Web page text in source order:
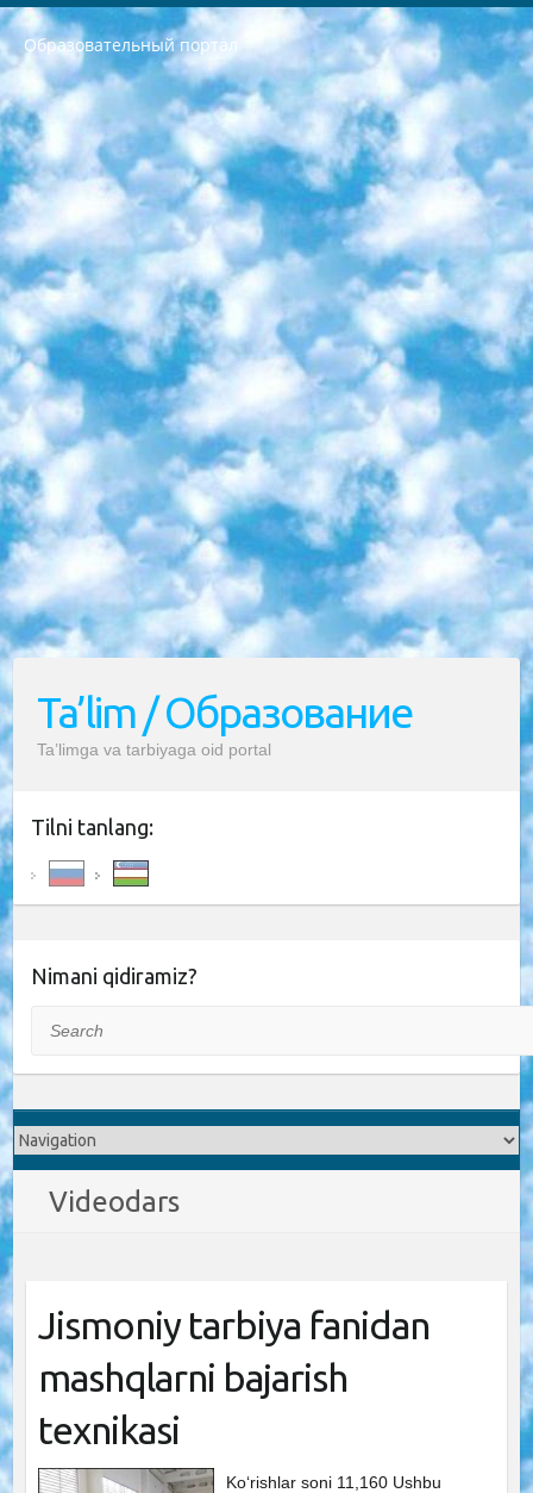
Образовательный портал
РЕСПУБЛИКА УЗБЕКИСТАН МИНИСТРЕРСТВО ДОШКОЛЬНОГО И ШКОЛЬНОГО ОБРАЗОВАНИЯ КОМАНДА в общеобразовательных учреждениях в 2023-2024 учебном году организация и проведение итоговой государственной аттестации обучающихся о Министра дошкольного и школьного образования Республики Узбекистан от 4 марта 2008 года (постановлением Минюста от 20 марта 2008 года № 1778 государственной регистрации) «Итоговое состояние учащихся общего среднего образования на основании положения об утверждении положения об аттестации общего среднего образования выпускной экзамен студентов в образовательных учреждениях в 2023-2024 учебном году В целях организации и прохождения аттестации приказываю: 1. Следующее: перечень предметов, по которым будет проводиться итоговая государственная аттестация и экзамен формы перевода согласно приложению 1; сертификаты международного образца, оценивающие уровень владения иностранными языками перечень согласно приложению 2; 2. Педагогический при специализированных образовательных учреждениях. научно-практический центр квалификации и международной оценки (Д.Давидова) 2024 г. До 25 марта: задания по предметам, по которым будет проводиться итоговая аттестация разработка и утверждение технических условий; итоговая аттестация на основании разработанного предметного задания разработка вопросов по предметам (устно и письменно), экзамен передача; общеобразовательные средние школы и специальные учебные заведения учащиеся выпускных классов школ и интернатов в агентской системе подготовка базы данных экзаменационных материалов и критериев оценки; перевод базы экзаменационных материалов на все языки обучения подать в Республиканский образовательный центр для изготовления; варианты экзаменов на основе разработанных контрольных материалов пусть будут поставлены задачи формирования. 3. Республиканский образовательный центр (Ш.Худайкулов) до 5 апреля 2024 года. до: база данных предоставленных экзаменационных материалов на все языки обучения перевод и экспертиза; для слепых, слабовидящих, глухих, слабослышащих и умственно отсталых детей учащиеся выпускных классов специализированных школ и школ-интернатов база данных экзаменационных материалов на всех преподаваемых языках подготовка критериев оценки; специализированные школы для умственно отсталых детей и технологии для учащихся выпускных классов школ-интернатов разработка соответствующих рекомендаций и критериев проведения ЕГЭ по естествознанию давать задания. 4. Педагогический при специализированных образовательных учреждениях. Научно-практический центр навыков и международной оценки (Д.Давидова), Республика образовательный центр (Худайкулов Ш.) итоговый государственный аттестационный экзамен ориентирован на творческое и логическое мышление при подготовке базы материалов учитывать введение заданий. 5. Следует отметить, что: сертификат государственного образца о знании общеобразовательного предмета и как минимум национальный уровень B1 по предметам на иностранных языках, указанным в Приложении 2. или международно признанный сертификат эквивалентного уровня студенты, изучающие определенный предмет, освобождаются от экзамена; по соответствующим предметам запланирована итоговая государственная аттестация за день до дня, путем жеребьевки Рабочей группой (в письменной форме по предметам, проводимым в форме) из числа сформированных вариантов выбрано 2 варианта; 2 выбранных варианта экзамена анонсированы на официальном сайте министерства и все выпускники по всей стране на основе этих вариантов проводит итоговую государственную аттестацию. 6. Государственное образование учащихся средних общеобразовательных учреждений. знания в соответствии с квалификационными требованиями, которые необходимо приобрести на основании стандартов итоговый (выпускной) контроль для 9 и 11 классов в целях тестирования Экзамены (далее – экзамены) состоят из предметов, перечисленных в приложении 1. будет сделано. 7. Экзамены пройдут с 26 мая по 15 июня 2024 г. (кроме науки физического воспитания). 8. Физическая для учащихся 9 классов общесредних образовательных учреждений. Экзамены по предмету «Образование, квалификация медицина» 1-6 мая 2024 года. сотрудники перевести под присмотр (с отклонениями в физическом или умственном развитии) специализированная школа для детей, школы-интернаты и со сколиозом школы-интернаты санаторного типа для больных детей исключены). 9. Он был слепым, слабовидящим и имел нарушения опорно-двигательного аппарата. экзамены в специализированных школах и интернатах для детей должны проводиться исходя из требований, предъявляемых к общеобразовательным учреждениям (физкультура кроме науки). 10. Специализированная школа для глухих и слабослышащих детей. и экзамены в интернатах и быть реализован в виде письменного теста по математике. 11. Специальность для умственно отсталых детей. Для 9 класса Родной язык и литературное письмо Государственный язык (язык обучения – узбекский). для неклассов) написано Математическое письмо Письменная/устная история Узбекистана Физическое воспитание практично Итоговый контроль Для 11 класса Написание родного языка и литературы (эссе) Математическое письмо Узбекский язык (обучение на узбекском языке) не посещающее общее среднее образование для учреждений)/Образовательное учреждение выбор письменный и устный Иностранный язык письменный/устный Письменная/устная история Узбекистана *По выбору студента:  Химия  Физика  Основы государственного права  География 10 бесплатных образовательных ресурсов - Мы составили подборку онлайн-проектов с интерактивными упражнениями, видеолекциями и статьями. Они помогут вам обрести новые и освежить старые знания бесплатно. 1. «ИНТУИТ» Старейшая образовательная площадка Рунета. Здесь вы найдёте сотни текстовых и видеокурсов на десятки различных тем — от программирования до психологии. Многие курсы подготовлены российскими университетами и крупными международными компаниями вроде Intel и Microsoft. Самостоятельное обучение бесплатное, но желающие могут оплатить услуги персональных наставников. 2. «Смартия» знакомит с актуальными профессиями и подсказывает, как им обучаться. Выбрав заинтересовавшую вас специальность — SMM-специалист, фотограф, веб-дизайнер или другую, — увидите список необходимых для неё умений. Чтобы вы могли освоить их самостоятельно, для каждого умения площадка отображает подборку ссылок на учебные материалы. Хотя «Смартия» ориентируется на русскоязычную аудиторию, часть контента всё же доступна только на английском. 3. «Лекторий Физтеха» Проект Московского физико-технического института (Физтеха). С его помощью вы можете смотреть онлайн серии лекций, записанные на видео в этом вузе. В числе доступных предметов — физика, биология, химия, информационные технологии и другие. К некоторым лекциям администрация ресурса прилагает готовые конспекты, которые можно скачивать в PDF-формате. 4. ITMOcourses Онлайн-площадка Санкт-Петербургского национального исследовательского университета информационных технологий, механики и оптики (ИТМО). Ресурс предоставляет свободный доступ к курсам, разработанным в этом вузе. Каталог материалов разбит на четыре категории: «Оптические системы и технологии», «Приборостроение и робототехника», «Информационные технологии» и «Биотехнологии». Курсы состоят из видеолекций, интерактивных демонстраций и заданий. 5. «КиберЛенинка» Электронная научная библиотека открытого доступа. Каталог площадки регулярно обрастает текстами статей из различных научных изданий. Сгруппированные по журналам и рубрикам публикации можно читать онлайн или скачивать целиком в PDF-формате. Проект нацелен на популяризацию науки за счёт открытого доступа к качественной информации. 6. «ПостНаука» На этом ресурсе публикуют подборки видеолекций, составленные экспертами из разных отраслей и объединённые общими темами. Среди них, к примеру, есть серии «Биоинформатика и геномика», «Культура средневековой Скандинавии» и Cinema Studies о теории кино. Каждая подборка лекций — логически связанная история, рассказанная экспертом от первого лица. Кроме того, на сайте появляются научно-образовательные статьи и тесты на разные темы. 7. «Newочём» Команда проекта «Newочём» отбирает самые интересные тексты из англоязычных СМИ и переводит те из них, за которые голосуют участники сообщества «ВКонтакте». По большей части это научно-популярные статьи. Редакторы придумывают лишь заголовки, в остальном содержание переводов соответствует оригиналам. Полные тексты можно читать прямо в социальной сети. 8. InternetUrok Онлайн-база материалов по основным дисциплинам школьной программы. Информация на сайте структурирована по классам, предметам и темам (урокам). Каждый урок состоит из видеолекций и конспектов. Есть также интерактивные тренажёры и тесты для закрепления пройденного материала. Даже если вы давно окончили школу, возможность повторить программу старших классов всегда может пригодиться. 9. Edutainme Ещё один ресурс об образовании. В отличие от Newtonew, как мне кажется, Edutainme больше ориентируется на представителей индустрии: педагогов, предпринимателей, разработчиков образовательных проектов. Но и любой, кто просто стремится к саморазвитию, найдёт на сайте много полезного и интересного для себя. Например, информацию о новых курсах и образовательных сервисах. 10. Newtonew Онлайн-медиа об образовании и обучении в широком смысле. Авторы Newtonew пишут об инструментах, заведениях, тактиках и стратегиях, которые помогают учить других и получать новые знания самостоятельно. На этой площадке вы найдёте новости, обзоры, аналитические мат
Ta’lim / Образование
Ta’limga va tarbiyaga oid portal
Tilni tanlang:
Nimani qidiramiz?
Videodars
Jismoniy tarbiya fanidan
mashqlarni bajarish
texnikasi
Ko‘rishlar soni 11,160 Ushbu